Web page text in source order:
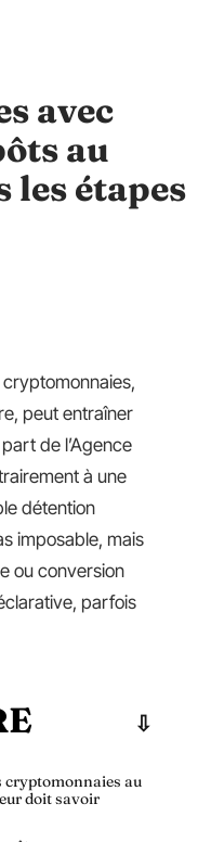
avec
au
les étapes
peut entraîner
de l’Agence
à une
détention
imposable, mais
ou conversion
parfois
cryptomonnaies au
doit savoir